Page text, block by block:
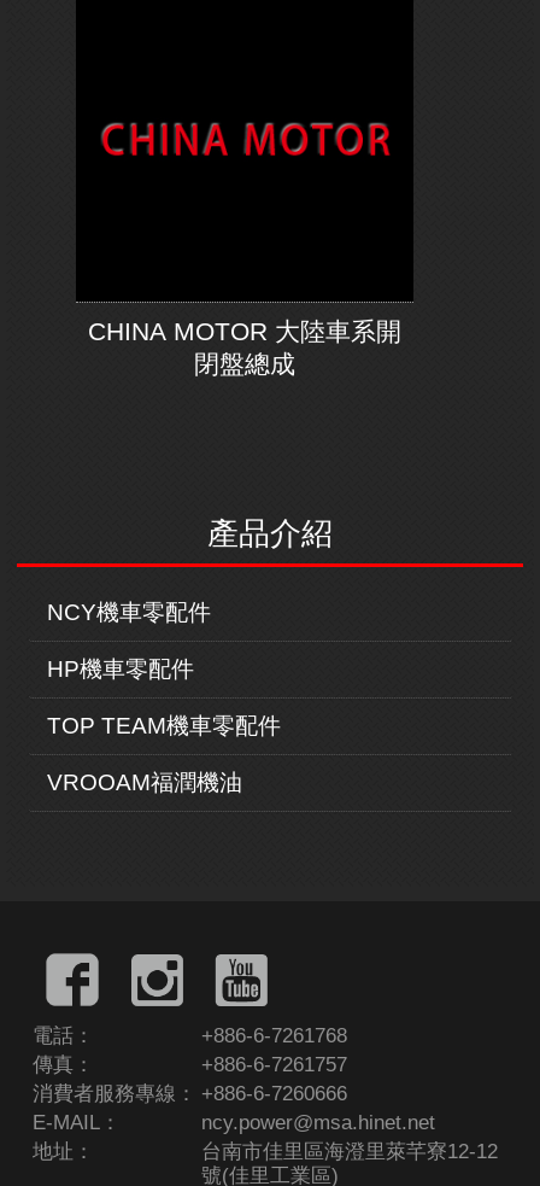
產品介紹
NCY機車零配件
HP機車零配件
TOP TEAM機車零配件
VROOAM福潤機油
CHINA MOTOR 大陸車系開
閉盤總成
電話：
+886-6-7261768
傳真：
+886-6-7261757
消費者服務專線：
+886-6-7260666
E-MAIL：
ncy.power@msa.hinet.net
地址：
台南市佳里區海澄里萊芊寮12-12
號(佳里工業區)